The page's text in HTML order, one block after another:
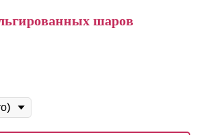
шаров